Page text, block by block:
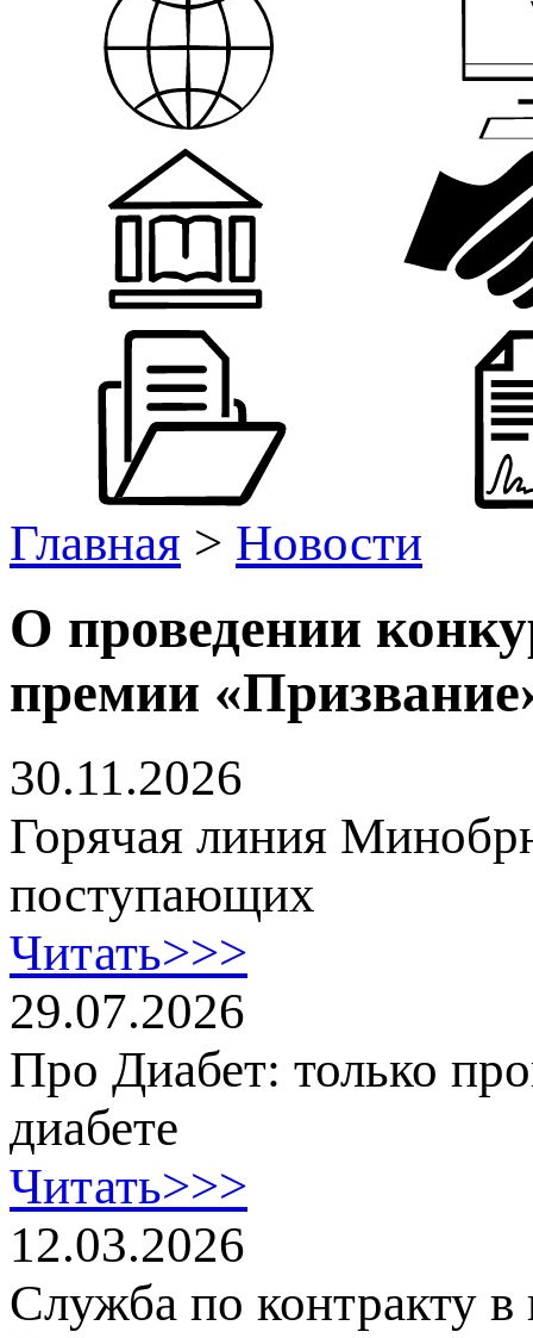
Главная > Новости
О проведении
премии
30.11.2026
Горячая линия
поступающих
Читать>>>
29.07.2026
Про Диабет: только
диабете
Читать>>>
12.03.2026
Служба по контракту в